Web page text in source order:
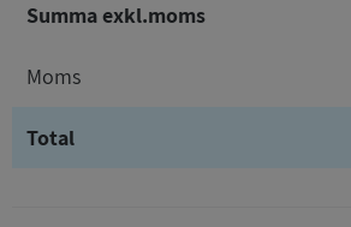
Summa exkl.moms
Moms
Total